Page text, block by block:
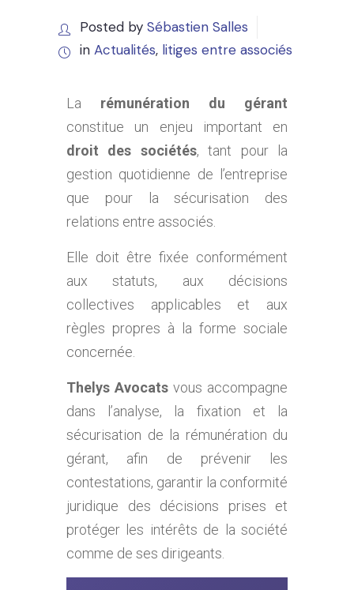
Posted by Sébastien Salles
in Actualités, litiges entre associés
La rémunération du gérant
constitue un enjeu important en
droit des sociétés, tant pour la
gestion quotidienne de l’entreprise
que pour la sécurisation des
relations entre associés.
Elle doit être fixée conformément
aux statuts, aux décisions
collectives applicables et aux
règles propres à la forme sociale
concernée.
Thelys Avocats vous accompagne
dans l’analyse, la fixation et la
sécurisation de la rémunération du
gérant, afin de prévenir les
contestations, garantir la conformité
juridique des décisions prises et
protéger les intérêts de la société
comme de ses dirigeants.